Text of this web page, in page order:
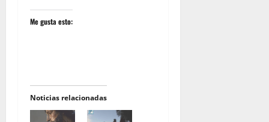
Me gusta esto:
Noticias relacionadas